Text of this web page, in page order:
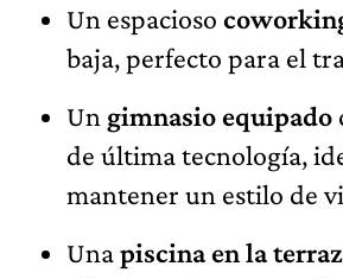
Un espacioso
baja, perfecto para el
Un gimnasio equipado
de última tecnología,
mantener un estilo de
Unapiscina en la